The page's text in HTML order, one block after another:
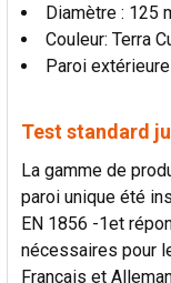
Diamètre : 125
Couleur: Terra
Paroi
Test standard
La gamme de
paroi unique été
EN 1856 -1et
nécessaires pour
Français et